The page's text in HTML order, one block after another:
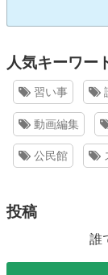
人気キーワー
習い事
動画編集
公民館
投稿
誰